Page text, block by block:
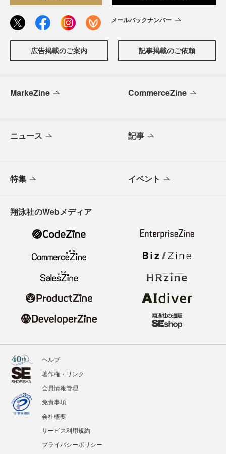
メールバックナンバー
広告掲載のご案内 記事掲載のご依頼
MarkeZine CommerceZine
ニュース 記事
特集 イベント
翔泳社のWebメディア
ヘルプ
著作権・リンク
会員情報管理
免責事項
会社概要
サービス利用規約
プライバシーポリシー